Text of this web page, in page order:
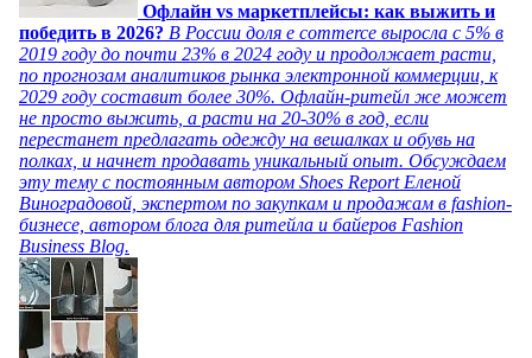
Офлайн vs маркетплейсы: как выжить и
победить в 2026? В России доля e commerce выросла с 5% в
2019 году до почти 23% в 2024 году и продолжает расти,
по прогнозам аналитиков рынка электронной коммерции, к
2029 году составит более 30%. Офлайн-ритейл же может
не просто выжить, а расти на 20-30% в год, если
перестанет предлагать одежду на вешалках и обувь на
полках, и начнет продавать уникальный опыт. Обсуждаем
эту тему с постоянным автором Shoes Report Еленой
Виноградовой, экспертом по закупкам и продажам в fashion-
бизнесе, автором блога для ритейла и байеров Fashion
Business Blog.